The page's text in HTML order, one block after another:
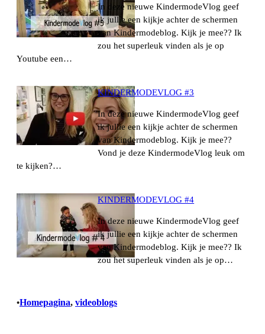
In deze nieuwe KindermodeVlog geef
ik jullie een kijkje achter de schermen
van Kindermodeblog. Kijk je mee?? Ik
zou het superleuk vinden als je op
Youtube een…
KINDERMODEVLOG #3
In deze nieuwe KindermodeVlog geef
ik jullie een kijkje achter de schermen
van Kindermodeblog. Kijk je mee??
Vond je deze KindermodeVlog leuk om
te kijken?…
KINDERMODEVLOG #4
In deze nieuwe KindermodeVlog geef
ik jullie een kijkje achter de schermen
van Kindermodeblog. Kijk je mee?? Ik
zou het superleuk vinden als je op…
•Homepagina, videoblogs